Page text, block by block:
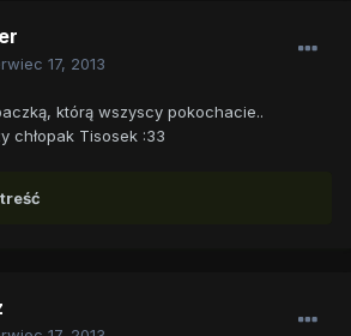
17, 2013
którą wszyscy pokochacie..
chłopak Tisosek :33